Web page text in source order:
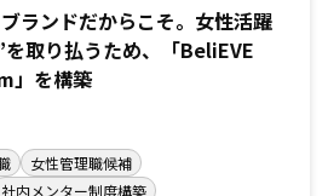
ランドだからこそ。女性活躍
取り払うため、「BeliEVE
」を構築
女性管理職候補
社内メンター制度構築